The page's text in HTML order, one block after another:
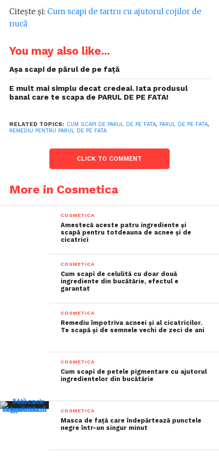
Citește și: Cum scapi de tartru cu ajutorul cojilor de
nucă
You may also like...
Așa scapi de părul de pe față
E mult mai simplu decat credeai. Iata produsul
banal care te scapa de PARUL DE PE FATA!
RELATED TOPICS: CUM SCAPI DE PARUL DE PE FATA, PARUL DE PE FATA,
REMEDIU PENTRU PARUL DE PE FATA
CLICK TO COMMENT
More in Cosmetica
COSMETICA
Amestecă aceste patru ingrediente și
scapă pentru totdeauna de acnee și de
cicatrici
COSMETICA
Cum scapi de celulită cu doar două
ingrediente din bucătărie, efectul e
garantat
COSMETICA
Remediu împotriva acneei și al cicatricilor.
Te scapă și de semnele vechi de zeci de ani
COSMETICA
Cum scapi de petele pigmentare cu ajutorul
ingredientelor din bucătărie
COSMETICA
Masca de față care îndepărtează punctele
negre într-un singur minut